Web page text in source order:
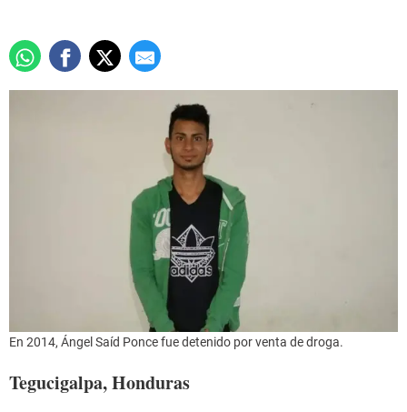
En 2014, Ángel Saíd Ponce fue detenido por venta de droga.
Tegucigalpa, Honduras